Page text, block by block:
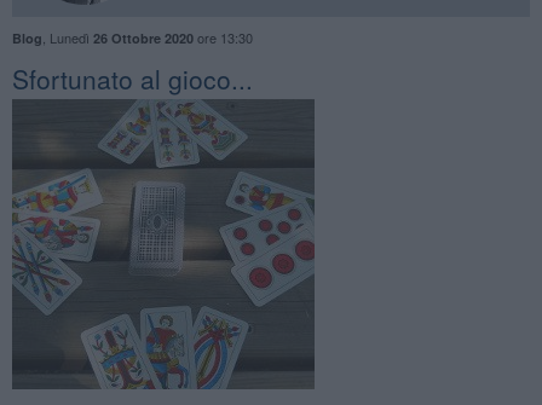
Blog Lunedì 26 Ottobre 2020ore 13:30
Sfortunato al gioco...